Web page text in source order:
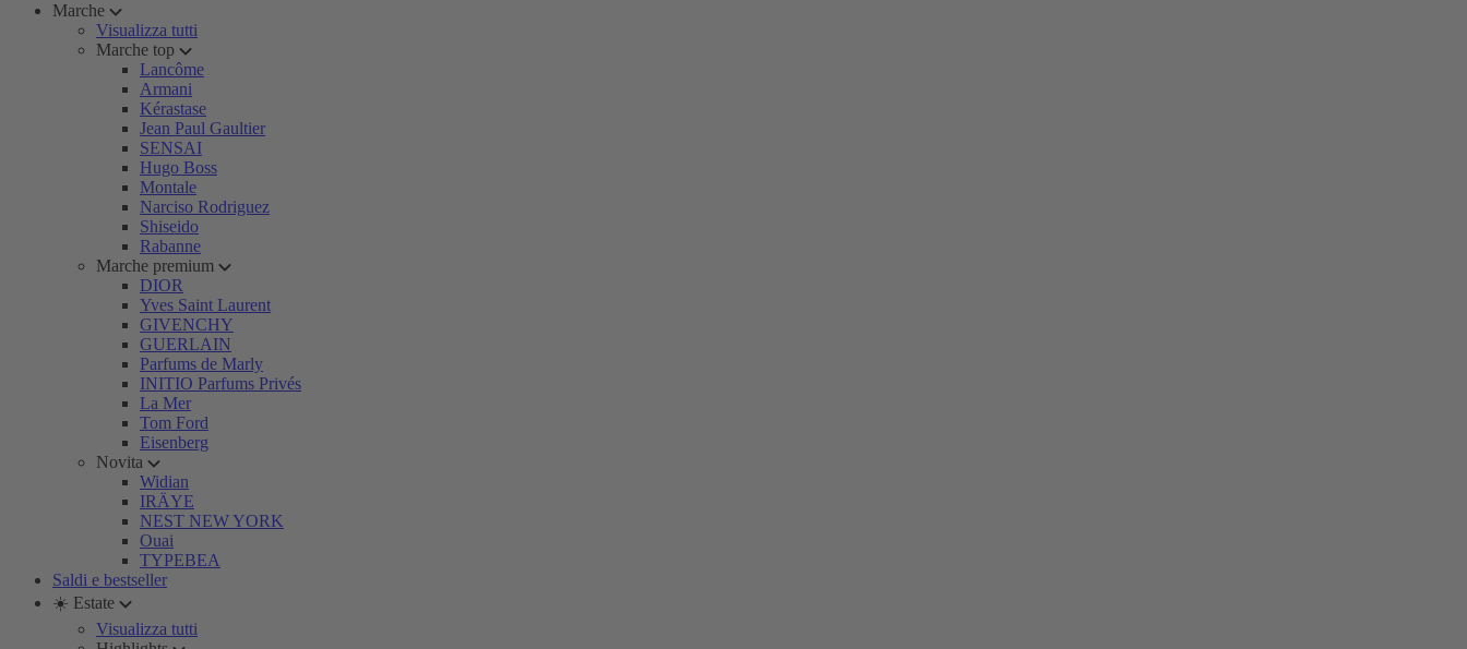
Marche
Visualizza tutti
Marche top
Lancôme
Armani
Kérastase
Jean Paul Gaultier
SENSAI
Hugo Boss
Montale
Narciso Rodriguez
Shiseido
Rabanne
Marche premium
DIOR
Yves Saint Laurent
GIVENCHY
GUERLAIN
Parfums de Marly
INITIO Parfums Privés
La Mer
Tom Ford
Eisenberg
Novita
Widian
IRÄYE
NEST NEW YORK
Ouai
TYPEBEA
Saldi e bestseller
☀️ Estate
Visualizza tutti